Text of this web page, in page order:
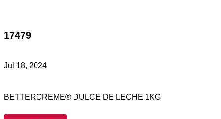
17479
Jul 18, 2024
BETTERCREME® DULCE DE LECHE 1KG